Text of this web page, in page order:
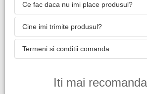
Ce fac daca nu imi place produsul?
Cine imi trimite produsul?
Termeni si conditii comanda
Iti mai